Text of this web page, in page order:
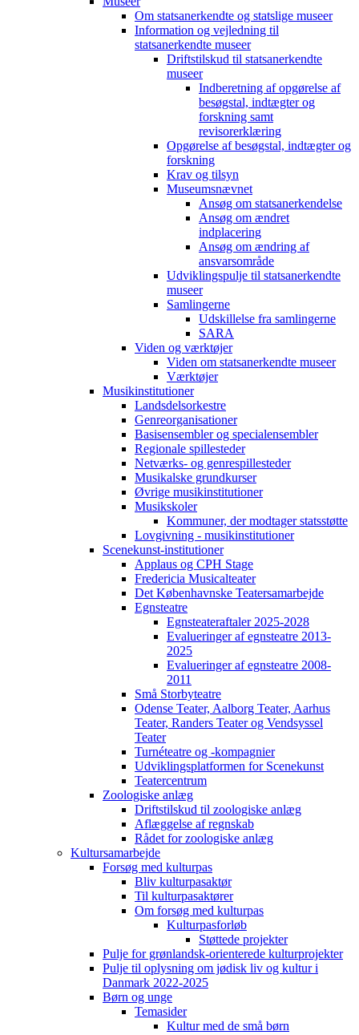
Om statsanerkendte og statslige museer
Information og vejledning til
statsanerkendte museer
Driftstilskud til statsanerkendte
museer
Indberetning af opgørelse af
besøgstal, indtægter og
forskning samt
revisorerklæring
Opgørelse af besøgstal, indtægter og
forskning
Krav og tilsyn
Museumsnævnet
Ansøg om statsanerkendelse
Ansøg om ændret
indplacering
Ansøg om ændring af
ansvarsområde
Udviklingspulje til statsanerkendte
museer
Samlingerne
Udskillelse fra samlingerne
SARA
Viden og værktøjer
Viden om statsanerkendte museer
Værktøjer
Musikinstitutioner
Landsdelsorkestre
Genreorganisationer
Basisensembler og specialensembler
Regionale spillesteder
Netværks- og genrespillesteder
Musikalske grundkurser
Øvrige musikinstitutioner
Musikskoler
Kommuner, der modtager statsstøtte
Lovgivning - musikinstitutioner
Scenekunst-institutioner
Applaus og CPH Stage
Fredericia Musicalteater
Det Københavnske Teatersamarbejde
Egnsteatre
Egnsteateraftaler 2025-2028
Evalueringer af egnsteatre 2013-
2025
Evalueringer af egnsteatre 2008-
2011
Små Storbyteatre
Odense Teater, Aalborg Teater, Aarhus
Teater, Randers Teater og Vendsyssel
Teater
Turnéteatre og -kompagnier
Udviklingsplatformen for Scenekunst
Teatercentrum
Zoologiske anlæg
Driftstilskud til zoologiske anlæg
Aflæggelse af regnskab
Rådet for zoologiske anlæg
Kultursamarbejde
Forsøg med kulturpas
Bliv kulturpasaktør
Til kulturpasaktører
Om forsøg med kulturpas
Kulturpasforløb
Støttede projekter
Pulje for grønlandsk-orienterede kulturprojekter
Pulje til oplysning om jødisk liv og kultur i
Danmark 2022-2025
Børn og unge
Temasider
Kultur med de små børn